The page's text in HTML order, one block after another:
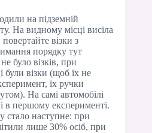
на підземній
На видному місці висіла
візки з
порядку тут
було візків, при
були візки (щоб їх не
їх ручки
На самі автомобілі
в першому експерименті.
стало наступне: при
лише 30% осіб, при